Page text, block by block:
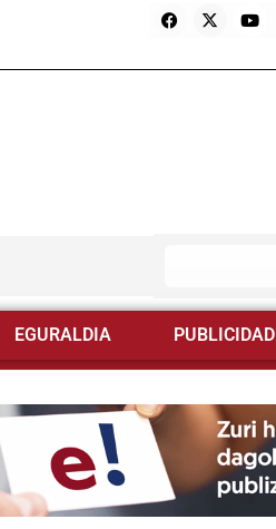
EGURALDIA PUBLICIDAD